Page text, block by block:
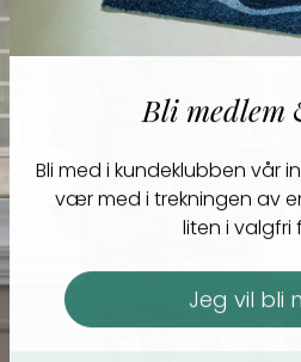
Bli
Bli med i kundeklubben vår
vær med i trekningen av
liteni valgfri